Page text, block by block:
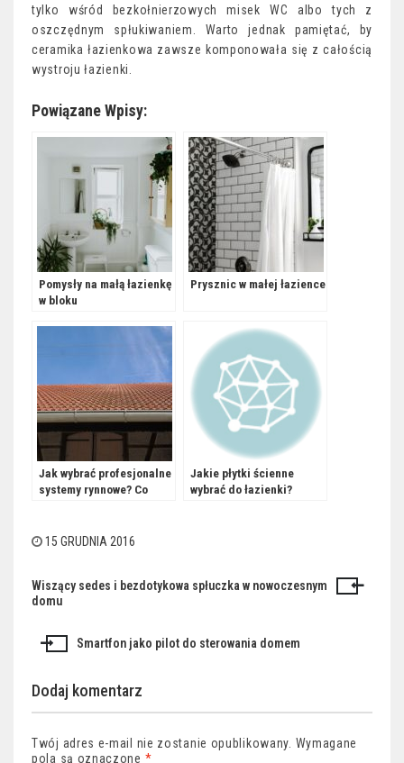
tylko wśród bezkołnierzowych misek WC albo tych z
oszczędnym spłukiwaniem. Warto jednak pamiętać, by
ceramika łazienkowa zawsze komponowała się z całością
wystroju łazienki.
Powiązane Wpisy:
Pomysły na małą łazienkę
w bloku
Prysznic w małej łazience
Jak wybrać profesjonalne
systemy rynnowe? Co
Jakie płytki ścienne
wybrać do łazienki?
15 GRUDNIA 2016
Nawigacja
Wiszący sedes i bezdotykowa spłuczka w nowoczesnym
domu
Smartfon jako pilot do sterowania domem
Dodaj komentarz
Twój adres e-mail nie zostanie opublikowany. Wymagane
pola są oznaczone *